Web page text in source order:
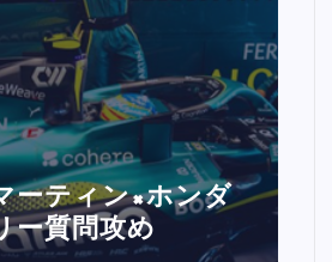
ルクレール激怒「
レートで0.5秒消